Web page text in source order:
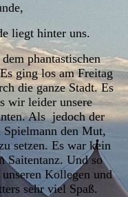
liegt hinter uns.
phantastischen
ging los am Freitag
die ganze Stadt. Es
wir leider unsere
Als jedoch der
Spielmann den Mut,
setzen. Es war kein
Saitentanz. Und so
Kollegen und
sehr viel Spaß.